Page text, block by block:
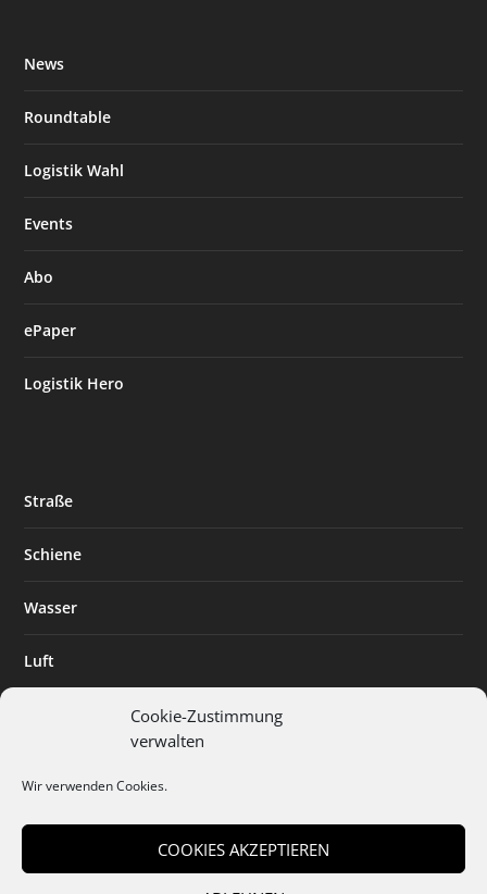
Cookie-Zustimmung
verwalten
Wir verwenden Cookies.
COOKIES AKZEPTIEREN
News
Roundtable
Logistik Wahl
Events
Abo
ePaper
Logistik Hero
Straße
Schiene
Wasser
Luft
Digitalisierung